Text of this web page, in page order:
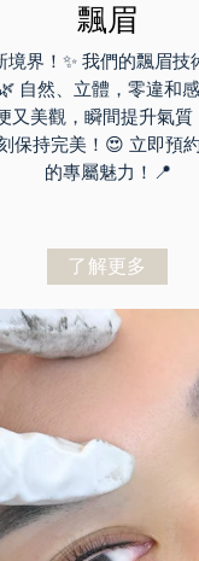
飄眉
境界！✨ 我們的飄眉
自然、立體，零違和
又美觀，瞬間提升氣質
保持完美！😍 立即預
的專屬魅力！📍
了解更多